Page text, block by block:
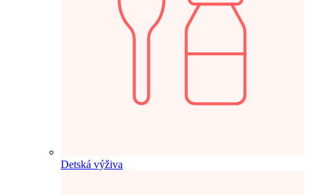
Detská výživa